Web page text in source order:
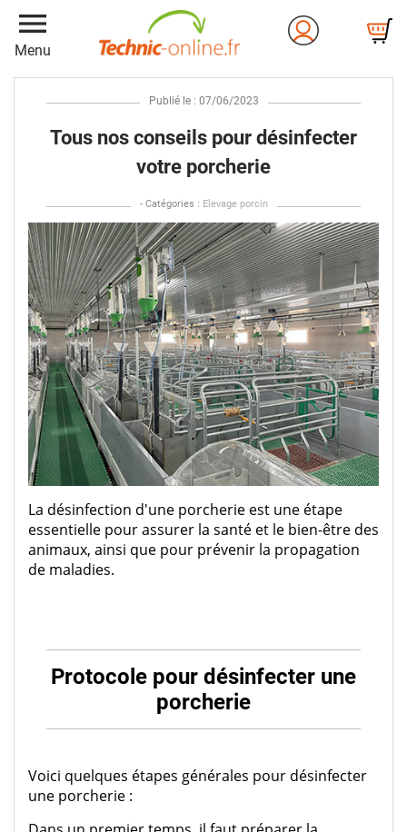
menu
Menu
Publié le : 07/06/2023
Tous nos conseils pour désinfecter
votre porcherie
- Catégories : Elevage porcin
La désinfection d'une porcherie est une étape
essentielle pour assurer la santé et le bien-être des
animaux, ainsi que pour prévenir la propagation
de maladies.
Protocole pour désinfecter une
porcherie
Voici quelques étapes générales pour désinfecter
une porcherie :